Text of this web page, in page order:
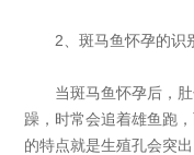
2、斑马鱼怀孕的识
当斑马鱼怀孕后，肚
躁，时常会追着雄鱼跑
的特点就是生殖孔会突